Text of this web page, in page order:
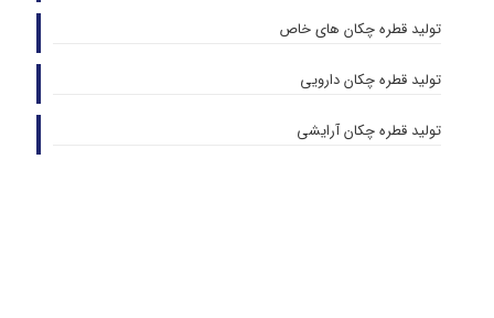
تولید قطره چکان های خاص
تولید قطره چکان دارویی
تولید قطره چکان آرایشی